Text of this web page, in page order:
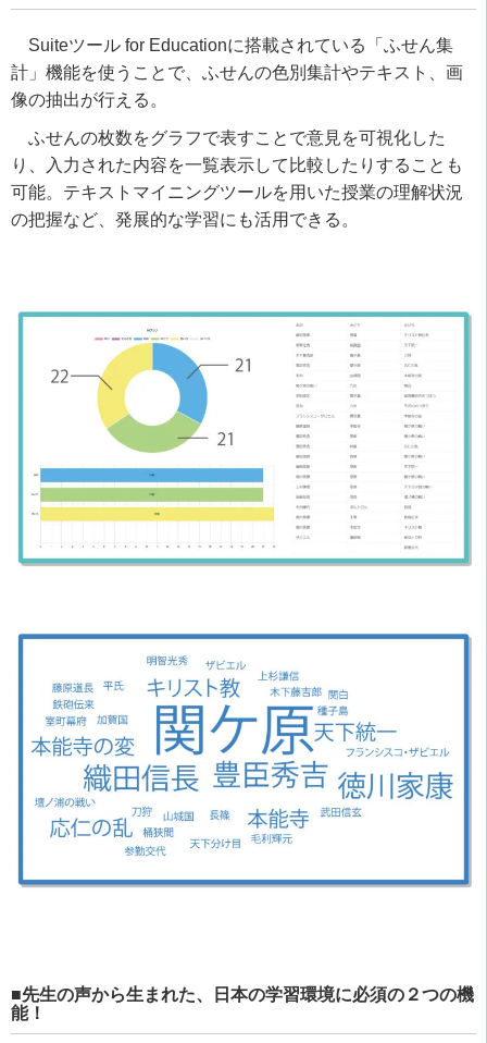
Suiteツール for Educationに搭載されている「ふせん集
計」機能を使うことで、ふせんの色別集計やテキスト、画
像の抽出が行える。
ふせんの枚数をグラフで表すことで意見を可視化した
り、入力された内容を一覧表示して比較したりすることも
可能。テキストマイニングツールを用いた授業の理解状況
の把握など、発展的な学習にも活用できる。
■先生の声から生まれた、日本の学習環境に必須の２つの機
能！